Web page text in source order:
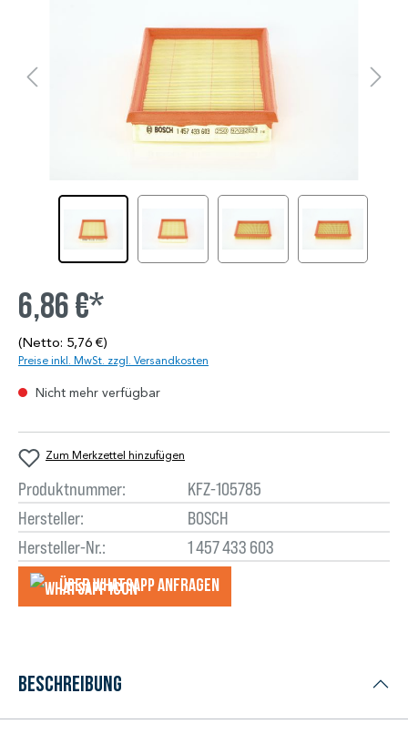
6,86 €*
(Netto: 5,76 €)
Preise inkl. MwSt. zzgl. Versandkosten
Nicht mehr verfügbar
Zum Merkzettel hinzufügen
Produktnummer:
KFZ-105785
Hersteller:
BOSCH
Hersteller-Nr.:
1 457 433 603
Über WhatsApp anfragеn
Beschreibung